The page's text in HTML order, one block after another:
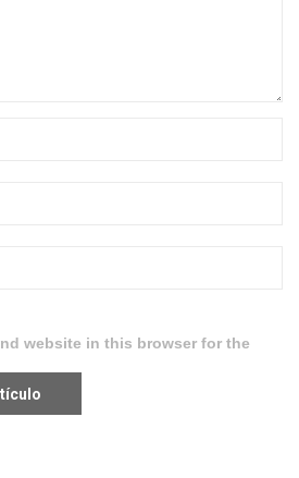
website in this browser for the